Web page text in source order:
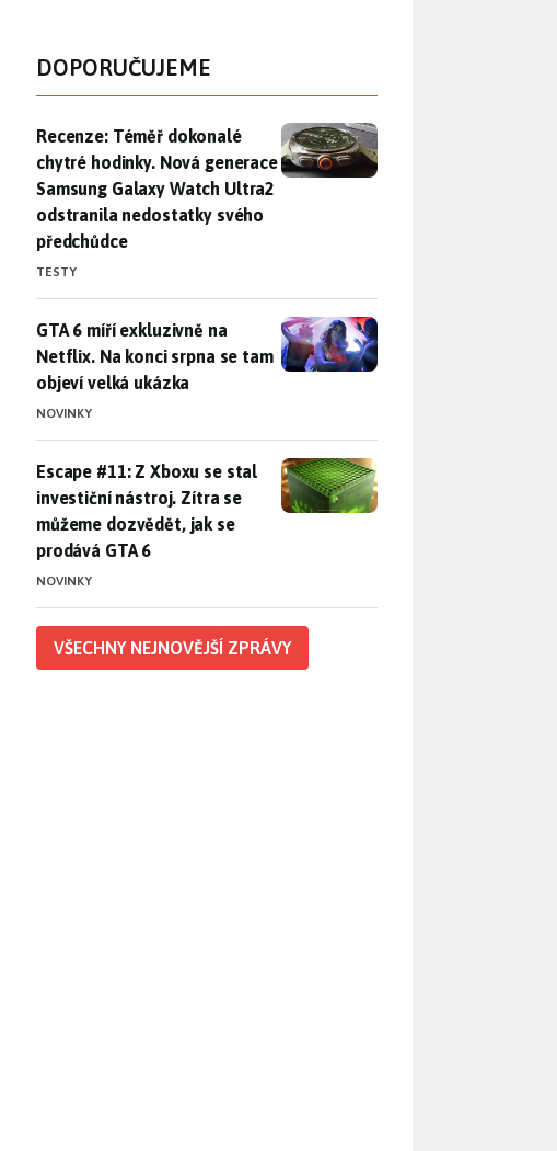
DOPORUČUJEME
Recenze: Téměř dokonalé chytré hodinky. Nová generace
Recenze: Téměř dokonalé
chytré hodinky. Nová generace
Samsung Galaxy Watch Ultra2
odstranila nedostatky svého
předchůdce
TESTY
GTA 6 míří exkluzivně na Netflix. Na konci srpna se tam objeví
GTA 6 míří exkluzivně na
Netflix. Na konci srpna se tam
objeví velká ukázka
NOVINKY
Escape #11: Z Xboxu se stal investiční nástroj. Zítra se můžeme
Escape #11: Z Xboxu se stal
investiční nástroj. Zítra se
můžeme dozvědět, jak se
prodává GTA 6
NOVINKY
VŠECHNY NEJNOVĚJŠÍ ZPRÁVY